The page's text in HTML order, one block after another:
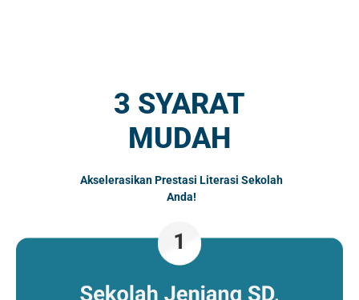
3 SYARAT
MUDAH
Akselerasikan Prestasi Literasi Sekolah
Anda!